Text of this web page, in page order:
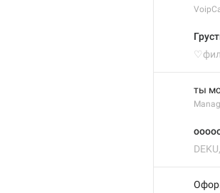
ты
DEKU,